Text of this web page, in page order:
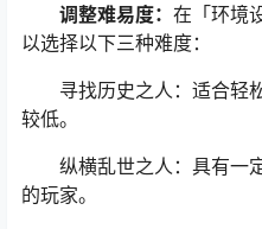
调整难易度： 在「环境
以选择以下三种难度：
寻找历史之人：适合轻
较低。
纵横乱世之人：具有一
的玩家。